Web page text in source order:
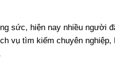
sức, hiện nay nhiều người
vụ tìm kiếm chuyên